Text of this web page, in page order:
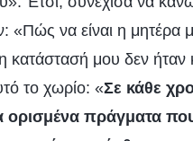
«Πώς να είναι η
κατάστασή μου δεν
το χωρίο: «Σε κάθε
ορισμένα πράγματα